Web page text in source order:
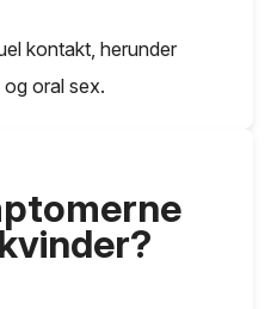
kontakt, herunder
oral sex.